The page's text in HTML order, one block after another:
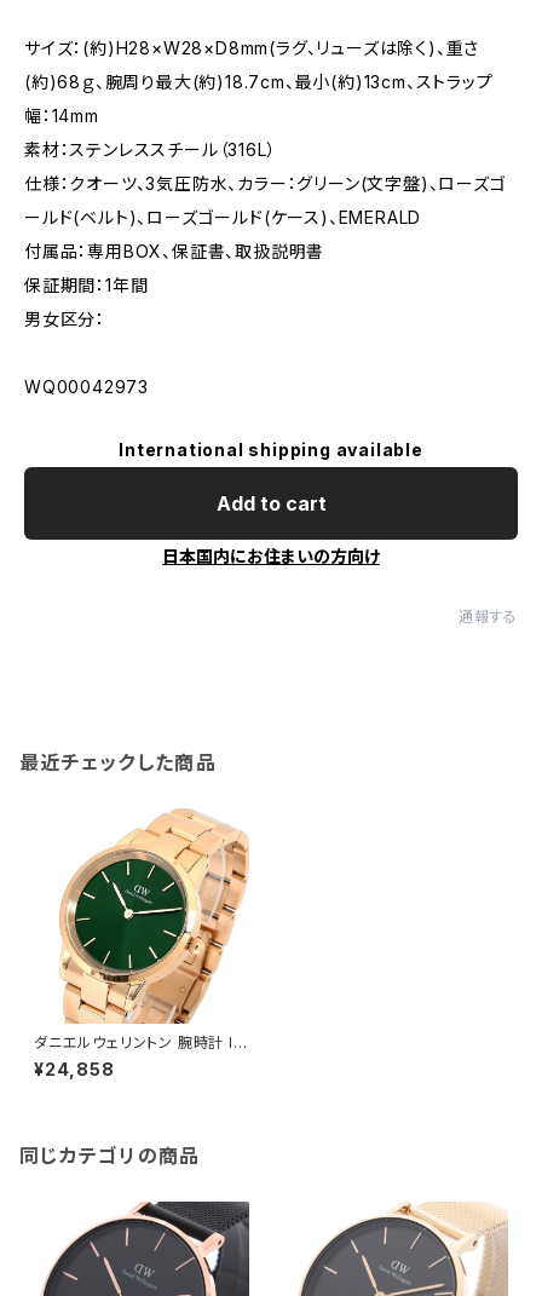
サイズ：(約)H28×W28×D8mm(ラグ、リューズは除く)、重さ
(約)68ｇ、腕周り最大(約)18.7cm、最小(約)13cm、ストラップ
幅：14mm
素材：ステンレススチール（316L）
仕様：クオーツ、3気圧防水、カラー：グリーン(文字盤)、ローズゴ
ールド(ベルト)、ローズゴールド(ケース)、EMERALD
付属品：専用BOX、保証書、取扱説明書
保証期間：1年間
男女区分：
WQ00042973
International shipping available
Add to cart
日本国内にお住まいの方向け
通報する
最近チェックした商品
ダニエルウェリントン 腕時計 IC
ONIC LINK EMERALD 28 ロ
ーズゴールド DW00100421 グ
¥24,858
同じカテゴリの商品